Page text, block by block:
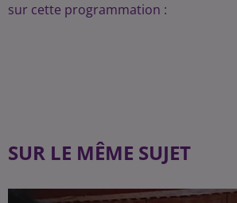
sur cette programmation :
SUR LE MÊME SUJET